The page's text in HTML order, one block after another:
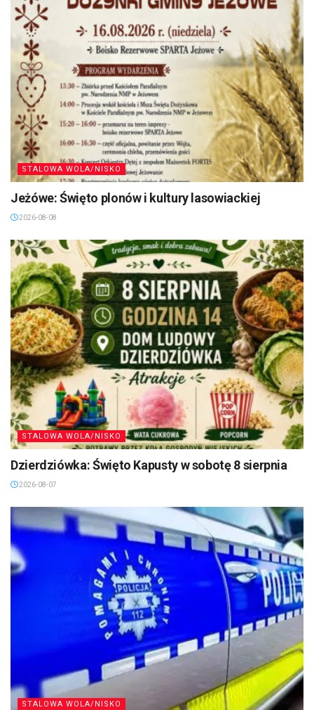
STALOWA WOLA/NISKO
Jeżówe: Święto plonów i kultury lasowiackiej
2026-08-08
STALOWA WOLA/NISKO
Dzierdziówka: Święto Kapusty w sobotę 8 sierpnia
2026-08-07
STALOWA WOLA/NISKO